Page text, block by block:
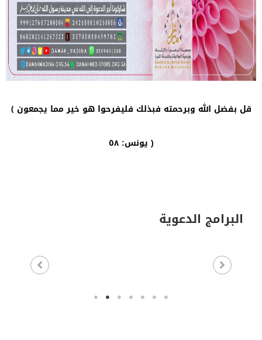
قل بفضل الله وبرحمته فبذلك فليفرحوا هو خير مما يجمعون ﴾
يونس: ٥٨ )
البرامج الدعوية